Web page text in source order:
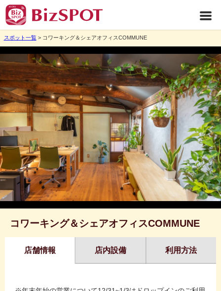
スポット一覧> コワーキング＆シェアオフィスCOMMUNE
コワーキング＆シェアオフィスCOMMUNE
店舗情報 店内設備 利用方法